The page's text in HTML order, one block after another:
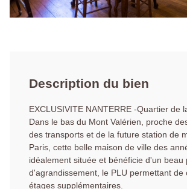
Description du bien
EXCLUSIVITE NANTERRE -Quartier de
Dans le bas du Mont Valérien, proche
des transports et de la future station de
Paris, cette belle maison de ville des
idéalement située et bénéficie d'un beau
d'agrandissement, le PLU permettant de
étages supplémentaires.